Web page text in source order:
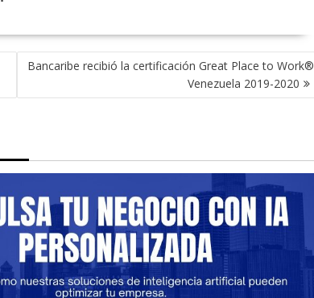
Bancaribe recibió la certificación Great Place to Work®
Venezuela 2019-2020